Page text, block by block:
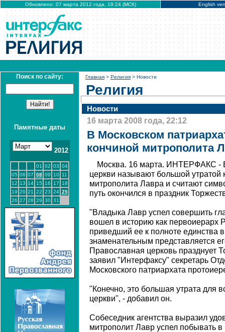
Обновлено: 07 марта 2012 года, 19:24 (МСК) English
Поиск по сайту:
Памятные даты
2012
01 02 03 04
05 06 07 08 09 10
11
12 13 14 15 16 17
18
19 20 21 22 23 24 25
26 27 28 29 30 31
Главная > Религия > Новости
Религия
Новости
16 марта 2008 года, 22:12
В Московском
кончиной митрополита
Москва. 16 марта. ИНТЕРФАКС -
церкви называют большой
митрополита Лавра и считают
путь окончился в праздник
"Владыка Лавр успел совершить
вошел в историю как первоиерарх
приведший ее к полноте единства
знаменательным представляется
Православная церковь празднует
заявил "Интерфаксу" секретарь
Московского патриархата
"Конечно, это большая утрата для
церкви", - добавил он.
Собеседник агентства выразил
митрополит Лавр успел побывать